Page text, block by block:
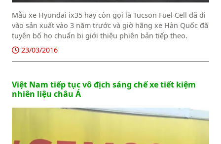
Mẫu xe Hyundai ix35 hay còn gọi là Tucson Fuel Cell đã đi
vào sản xuất vào 3 năm trước và giờ hãng xe Hàn Quốc đã
tuyên bố họ chuẩn bị giới thiệu phiên bản tiếp theo.
23/03/2016
Việt Nam tiếp tục vô địch sáng chế xe tiết kiệm
nhiên liệu châu Á